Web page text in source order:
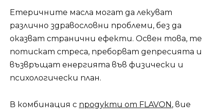
Етеричните масла могат да лекуват
различно здравословни проблеми, без да
оказват странични ефекти. Освен това, те
потискат стреса, преборват депресията и
възвръщат енергията във физически и
психологически план.
В комбинация с продукти от FLAVON, вие